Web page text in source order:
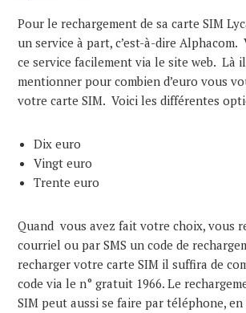
Pour le rechargement de sa carte SIM
un service à part, c’est-à-dire
ce service facilement via le site web. Là
mentionner pour combien d’euro vous
votre carte SIM. Voici les différentes
Dix euro
Vingt euro
Trente euro
Quand vous avez fait votre choix, vous
courriel ou par SMS un code de
recharger votre carte SIM il suffira de
code via le n° gratuit 1966. Le
SIM peut aussi se faire par téléphone,